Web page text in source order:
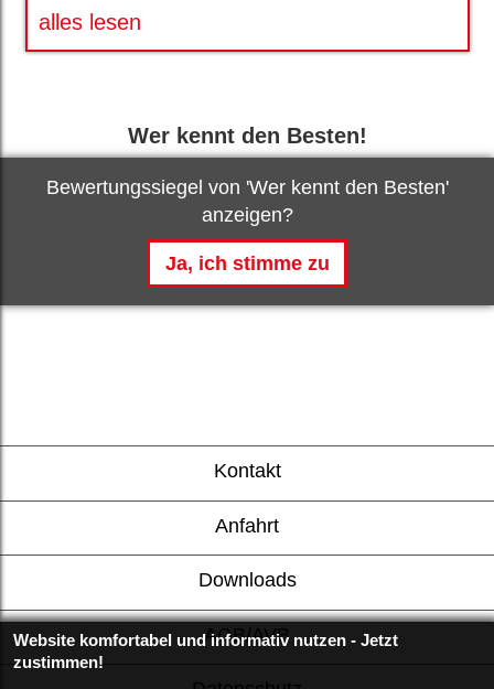
alles lesen
Wer kennt den Besten!
Bewertungssiegel von 'Wer kennt den Besten'
anzeigen?
Kontakt
Anfahrt
Downloads
AGB/AVB
Website komfortabel und informativ nutzen - Jetzt
zustimmen!